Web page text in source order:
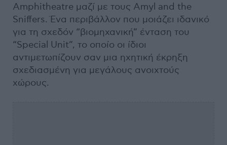
Amphitheatre μαζί με τους Amyl and the
Sniffers. Ένα περιβάλλον που μοιάζει ιδανικό
για τη σχεδόν “βιομηχανική” ένταση του
“Special Unit”, το οποίο οι ίδιοι
αντιμετωπίζουν σαν μια ηχητική έκρηξη
σχεδιασμένη για μεγάλους ανοιχτούς
χώρους.